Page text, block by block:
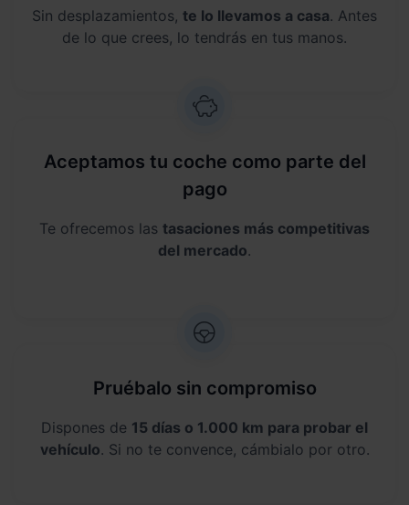
Sin desplazamientos, te lo llevamos a casa. Antes
de lo que crees, lo tendrás en tus manos.
Aceptamos tu coche como parte del
pago
Te ofrecemos las tasaciones más competitivas
del mercado.
Pruébalo sin compromiso
Dispones de 15 días o 1.000 km para probar el
vehículo. Si no te convence, cámbialo por otro.